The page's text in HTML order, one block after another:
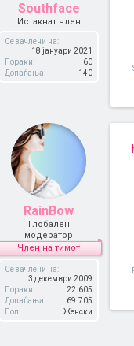
Southface
Истакнат член
Се зачлени на:
18 јануари 2021
Пораки:
60
Допаѓања:
140
RainBow
Глобален
модератор
Член на тимот
Се зачлени на:
3 декември 2009
Пораки:
22.605
Допаѓања:
69.705
Пол:
Женски